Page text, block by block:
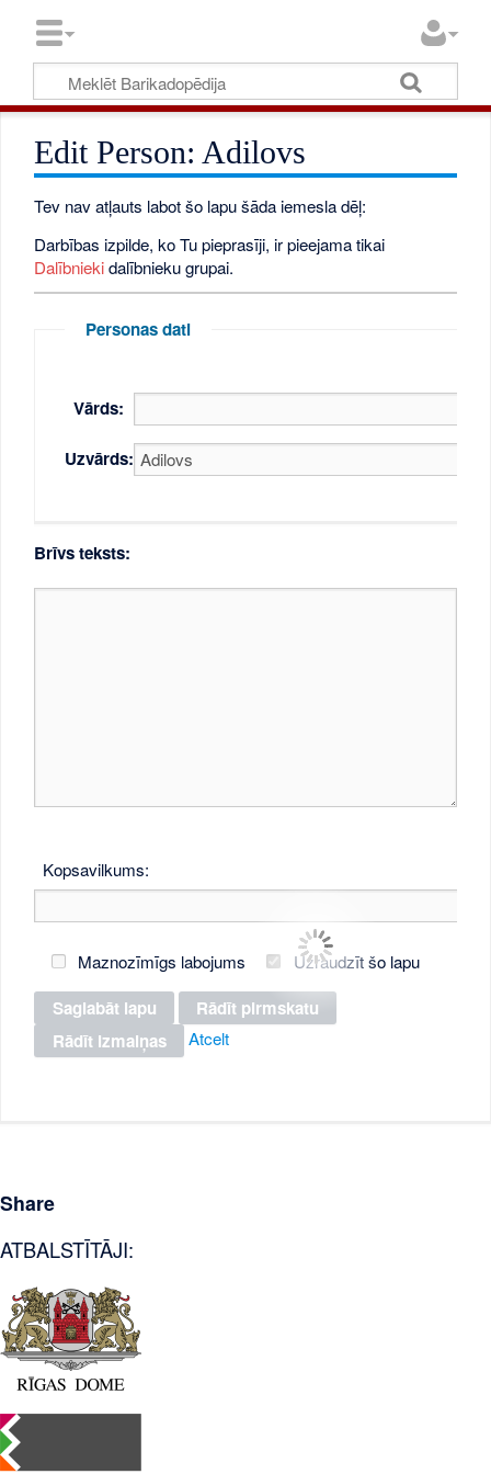
Edit Person: Adilovs
Tev nav atļauts labot šo lapu šāda iemesla dēļ:
Darbības izpilde, ko Tu pieprasīji, ir pieejama tikai
Dalībniekidalībnieku grupai.
Personas dati
Vārds:
Uzvārds:
Brīvs teksts:
Kopsavilkums:
Maznozīmīgs labojums Uzraudzīt šo lapu
Atcelt
Share
ATBALSTĪTĀJI: